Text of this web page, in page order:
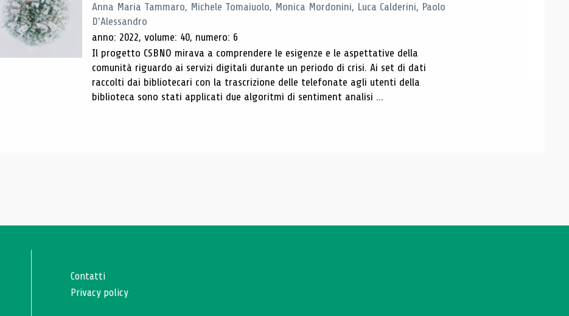
Anna Maria Tammaro, Michele Tomaiuolo, Monica Mordonini, Luca Calderini, Paolo
D'Alessandro
anno: 2022, volume: 40, numero: 6
Il progetto CSBNO mirava a comprendere le esigenze e le aspettative della
comunità riguardo ai servizi digitali durante un periodo di crisi. Ai set di dati
raccolti dai bibliotecari con la trascrizione delle telefonate agli utenti della
biblioteca sono stati applicati due algoritmi di sentiment analisi ...
Contatti
Privacy policy